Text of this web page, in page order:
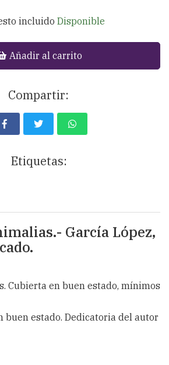
incluido Disponible
Añadir al carrito
Compartir:
Etiquetas:
García López,
Cubierta en buen estado, mínimos
estado. Dedicatoria del autor